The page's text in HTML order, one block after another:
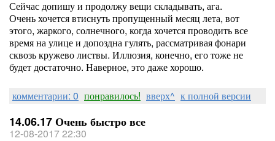
Сейчас допишу и продолжу вещи складывать, ага.
Очень хочется втиснуть пропущенный месяц лета, вот
этого, жаркого, солнечного, когда хочется проводить все
время на улице и допоздна гулять, рассматривая фонари
сквозь кружево листвы. Иллюзия, конечно, его тоже не
будет достаточно. Наверное, это даже хорошо.
комментарии: 0 понравилось! вверх^ к полной версии
14.06.17 Очень быстро все
12-08-2017 22:30